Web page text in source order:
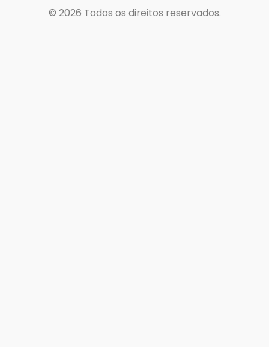
© 2026 Todos os direitos reservados.